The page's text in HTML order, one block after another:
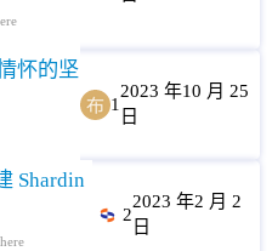
怀的坚
1
2023 年10 月 25
日
Shardin
2
2023 年2 月 2
日